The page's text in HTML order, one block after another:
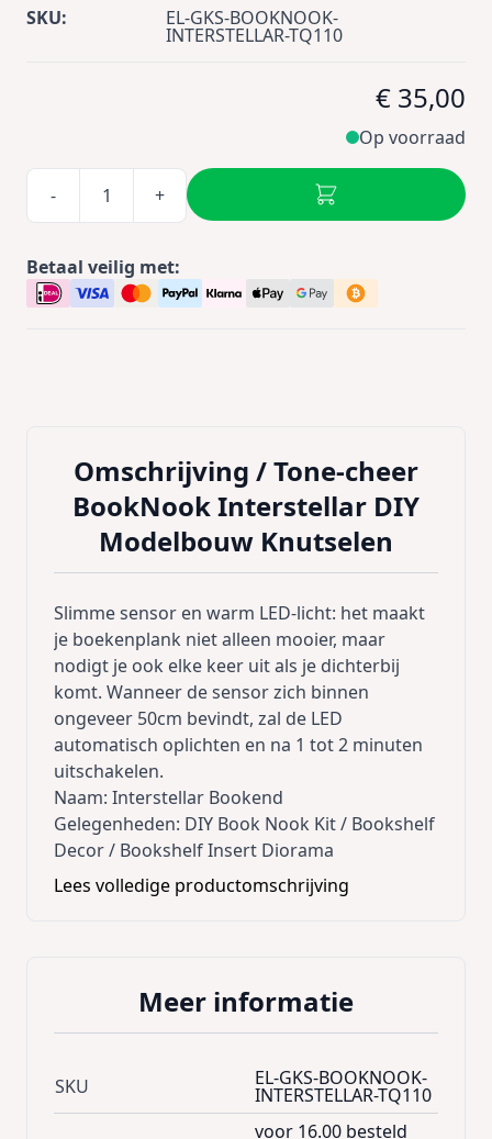
SKU: EL-GKS-BOOKNOOK-
INTERSTELLAR-TQ110
€ 35,00
Op voorraad
- +
Betaal veilig met:
Omschrijving /Tone-cheer
BookNook Interstellar DIY
Modelbouw Knutselen
Slimme sensor en warm LED-licht: het maakt
je boekenplank niet alleen mooier, maar
nodigt je ook elke keer uit als je dichterbij
komt. Wanneer de sensor zich binnen
ongeveer 50cm bevindt, zal de LED
automatisch oplichten en na 1 tot 2 minuten
uitschakelen.
Naam: Interstellar Bookend
Gelegenheden: DIY Book Nook Kit / Bookshelf
Decor / Bookshelf Insert Diorama
Hoofdmateriaal: hout
Aanbevolen leeftijd: 14+
Kit bevat: 247 voorgesneden stukken
multiplex + handleiding + sensorlicht
beperkingen voor luchttransport. Witte
lijm/vloeibare lijm aanbevolen; 2 AAA-
Lees volledige productomschrijving
Meer informatie
SKU EL-GKS-BOOKNOOK-
INTERSTELLAR-TQ110
voor 16.00 besteld